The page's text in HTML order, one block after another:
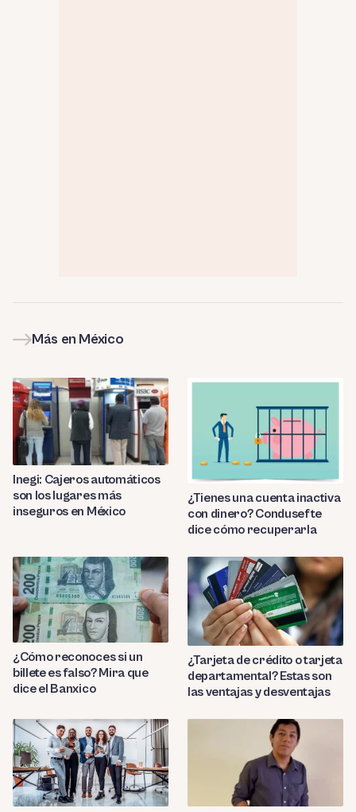
Más en México
Inegi: Cajeros automáticos
son los lugares más
inseguros en México
¿Tienes una cuenta inactiva
con dinero? Condusef te
dice cómo recuperarla
¿Cómo reconoces si un
billete es falso? Mira que
dice el Banxico
¿Tarjeta de crédito o tarjeta
departamental? Estas son
las ventajas y desventajas